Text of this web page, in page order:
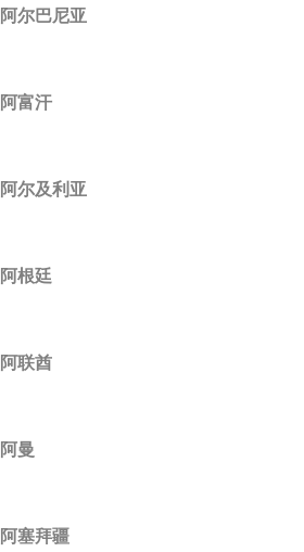
阿尔巴尼亚
阿富汗
阿尔及利亚
阿根廷
阿联酋
阿曼
阿塞拜疆